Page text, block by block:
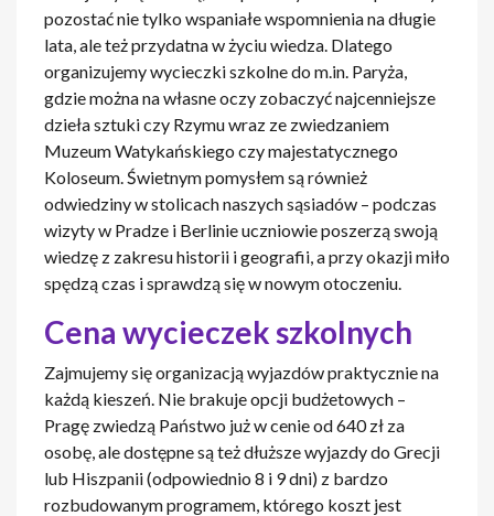
pozostać nie tylko wspaniałe wspomnienia na długie
lata, ale też przydatna w życiu wiedza. Dlatego
organizujemy wycieczki szkolne do m.in. Paryża,
gdzie można na własne oczy zobaczyć najcenniejsze
dzieła sztuki czy Rzymu wraz ze zwiedzaniem
Muzeum Watykańskiego czy majestatycznego
Koloseum. Świetnym pomysłem są również
odwiedziny w stolicach naszych sąsiadów – podczas
wizyty w Pradze i Berlinie uczniowie poszerzą swoją
wiedzę z zakresu historii i geografii, a przy okazji miło
spędzą czas i sprawdzą się w nowym otoczeniu.
Cena wycieczek szkolnych
Zajmujemy się organizacją wyjazdów praktycznie na
każdą kieszeń. Nie brakuje opcji budżetowych –
Pragę zwiedzą Państwo już w cenie od 640 zł za
osobę, ale dostępne są też dłuższe wyjazdy do Grecji
lub Hiszpanii (odpowiednio 8 i 9 dni) z bardzo
rozbudowanym programem, którego koszt jest